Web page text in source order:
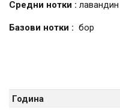
Средни нотки : лавандин
Базови нотки : бор
Година